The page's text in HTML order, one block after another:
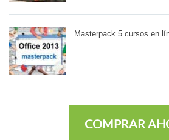
Masterpack 5 cursos en
COMPRAR